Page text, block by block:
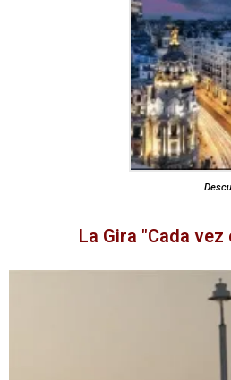
La Gira "Cada